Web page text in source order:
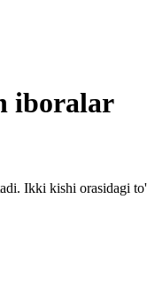
iboralar
Ikki kishi orasidagi